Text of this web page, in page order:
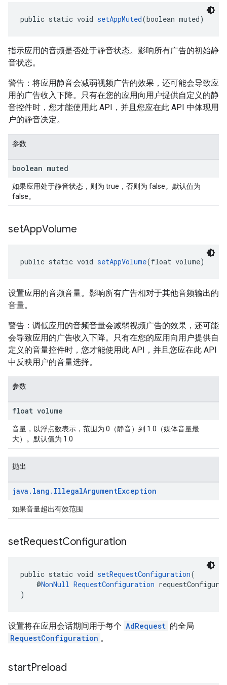
public static void setAppMuted(boolean muted)
指示应用的音频是否处于静音状态。影响所有广告的初始静
音状态。
警告：将应用静音会减弱视频广告的效果，还可能会导致应
用的广告收入下降。只有在您的应用向用户提供自定义的静
音控件时，您才能使用此 API，并且您应在此 API 中体现用
户的静音决定。
参数
boolean muted
如果应用处于静音状态，则为 true，否则为 false。默认值为
false。
setAppVolume
public static void setAppVolume(float volume)
设置应用的音频音量。影响所有广告相对于其他音频输出的
音量。
警告：调低应用的音频音量会减弱视频广告的效果，还可能
会导致应用的广告收入下降。只有在您的应用向用户提供自
定义的音量控件时，您才能使用此 API，并且您应在此 API
中反映用户的音量选择。
参数
float volume
音量，以浮点数表示，范围为 0（静音）到 1.0（媒体音量最
大）。默认值为 1.0
抛出
java . lang . IllegalArgumentException
如果音量超出有效范围
setRequestConfiguration
public static void setRequestConfiguration(
@NonNull RequestConfiguration
)
设置将在应用会话期间用于每个 AdRequest 的全局
RequestConfiguration 。
startPreload